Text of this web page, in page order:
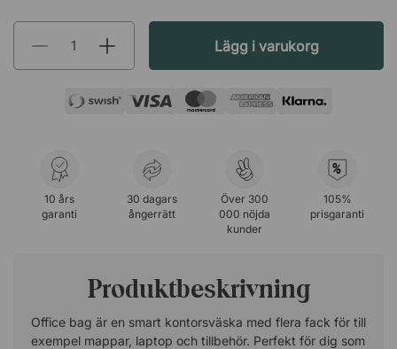
Lägg i varukorg
10 års
garanti
30 dagars
ångerrätt
Över 300
000 nöjda
kunder
%
105%
prisgaranti
Produktbeskrivning
Office bag är en smart kontorsväska med flera fack för till
exempel mappar, laptop och tillbehör. Perfekt för dig som